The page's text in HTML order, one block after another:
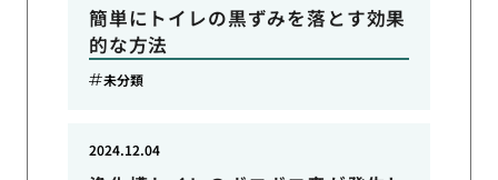
簡単にトイレの黒ずみを落とす効果
的な方法
未分類
2024.12.04